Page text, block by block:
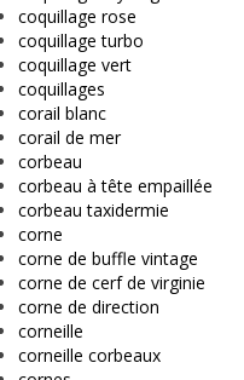
coquillage rose
coquillage turbo
coquillage vert
coquillages
corail blanc
corail de mer
corbeau
corbeau à tête empaillée
corbeau taxidermie
corne
corne de buffle vintage
corne de cerf de virginie
corne de direction
corneille
corneille corbeaux